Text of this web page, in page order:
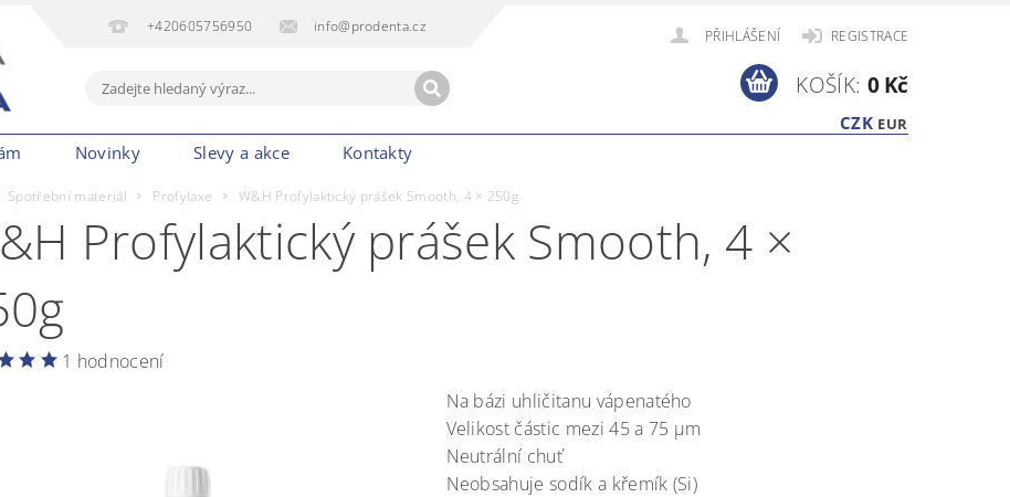
+420605756950 info@prodenta.cz
PŘIHLÁŠENÍ REGISTRACE
CZK EUR
KOŠÍK: 0 Kč
Novinky Slevy a akce Kontakty
Spotřební materiál Profylaxe W&H Profylaktický prášek Smooth, 4 × 250g
Profylaktický prášek Smooth, 4 ×
1 hodnocení
Na bázi uhličitanu vápenatého
Velikost částic mezi 45 a 75 μm
Neutrální chuť
Neobsahuje sodík a křemík (Si)